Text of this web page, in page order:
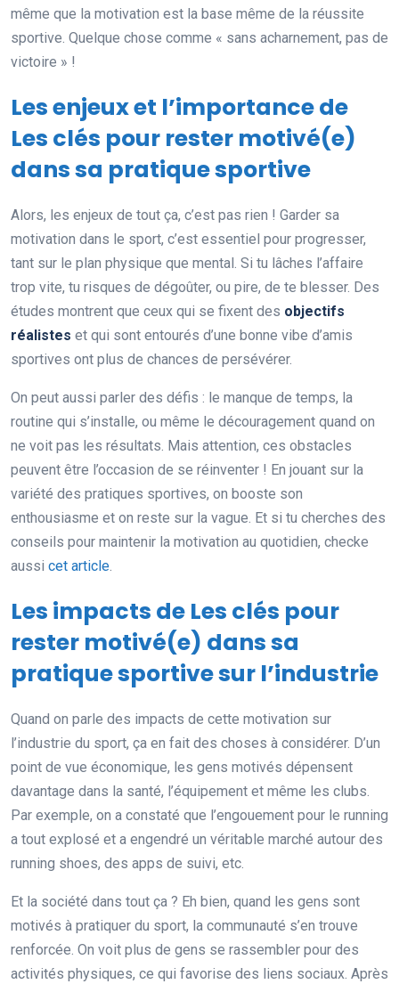
même que la motivation est la base même de la réussite
sportive. Quelque chose comme « sans acharnement, pas de
victoire » !
Les enjeux et l’importance de
Les clés pour rester motivé(e)
dans sa pratique sportive
Alors, les enjeux de tout ça, c’est pas rien ! Garder sa
motivation dans le sport, c’est essentiel pour progresser,
tant sur le plan physique que mental. Si tu lâches l’affaire
trop vite, tu risques de dégoûter, ou pire, de te blesser. Des
études montrent que ceux qui se fixent des objectifs
réalistes et qui sont entourés d’une bonne vibe d’amis
sportives ont plus de chances de persévérer.
On peut aussi parler des défis : le manque de temps, la
routine qui s’installe, ou même le découragement quand on
ne voit pas les résultats. Mais attention, ces obstacles
peuvent être l’occasion de se réinventer ! En jouant sur la
variété des pratiques sportives, on booste son
enthousiasme et on reste sur la vague. Et si tu cherches des
conseils pour maintenir la motivation au quotidien, checke
aussi cet article.
Les impacts de Les clés pour
rester motivé(e) dans sa
pratique sportive sur l’industrie
Quand on parle des impacts de cette motivation sur
l’industrie du sport, ça en fait des choses à considérer. D’un
point de vue économique, les gens motivés dépensent
davantage dans la santé, l’équipement et même les clubs.
Par exemple, on a constaté que l’engouement pour le running
a tout explosé et a engendré un véritable marché autour des
running shoes, des apps de suivi, etc.
Et la société dans tout ça ? Eh bien, quand les gens sont
motivés à pratiquer du sport, la communauté s’en trouve
renforcée. On voit plus de gens se rassembler pour des
activités physiques, ce qui favorise des liens sociaux. Après